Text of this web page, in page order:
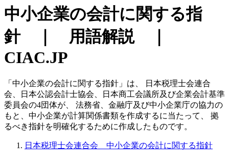
中小企業の会計に関する指
針 ｜ 用語解説 ｜
CIAC.JP
「中小企業の会計に関する指針」は、 日本税理士会連合
会、日本公認会計士協会、日本商工会議所及び企業会計基準
委員会の4団体が、 法務省、金融庁及び中小企業庁の協力の
もと、中小企業が計算関係書類を作成するに当たって、 拠
るべき指針を明確化するために作成したものです。
日本税理士会連合会 中小企業の会計に関する指針